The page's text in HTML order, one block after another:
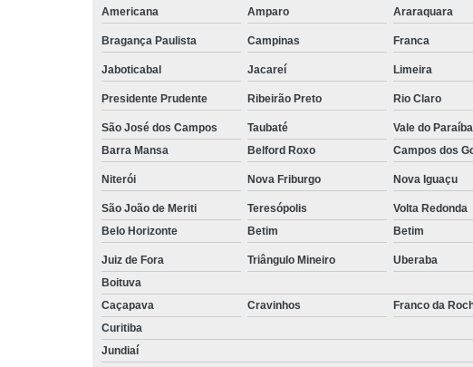
Americana Amparo Araraquara
Bragança Paulista Campinas Franca
Jaboticabal Jacareí Limeira
Presidente Prudente Ribeirão Preto Rio Claro
São José dos Campos Taubaté Vale do Paraíba
Barra Mansa
Belford Roxo Campos dos
Niterói Nova Friburgo Nova Iguaçu
São João de Meriti Teresópolis
Volta Redonda
Belo Horizonte
Betim Betim
Juiz de Fora Triângulo Mineiro Uberaba
Boituva
Caçapava
Cravinhos Franco da
Curitiba
Jundiaí